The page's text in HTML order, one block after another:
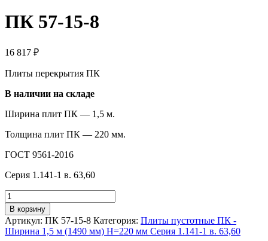
ПК 57-15-8
16 817 ₽
Плиты перекрытия ПК
В наличии на складе
Ширина плит ПК — 1,5 м.
Толщина плит ПК — 220 мм.
ГОСТ 9561-2016
Серия 1.141-1 в. 63,60
Количество
товара
ПК
57-
15-
В корзину
Артикул: ПК 57-15-8 Категория: Плиты пустотные ПК -
Ширина 1,5 м (1490 мм) H=220 мм Серия 1.141-1 в. 63,60